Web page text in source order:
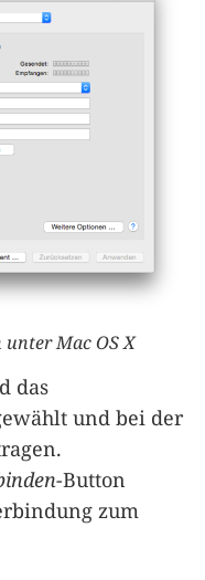
Mac OS X
das
und bei der
-Button
zum